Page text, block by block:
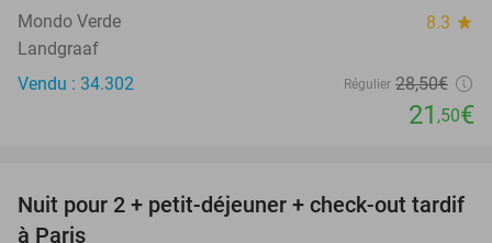
Mondo Verde 8.3 star
Landgraaf
Vendu : 34.302
Régulier 28,50€
21 ,50€
62%
Nuit pour 2 + petit-déjeuner + check-out tardif
à Paris